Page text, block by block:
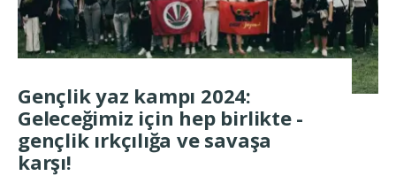
Gençlik yaz kampı 2024:
Geleceğimiz için hep birlikte -
gençlik ırkçılığa ve savaşa
karşı!